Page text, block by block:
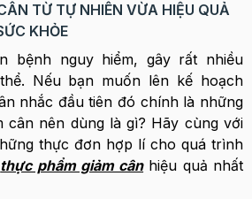
TỪ TỰ NHIÊN VỪA HIỆU QUẢ
KHỎE
bệnh nguy hiểm, gây rất nhiều
Nếu bạn muốn lên kế hoạch
nhắc đầu tiên đó chính là những
cân nên dùng là gì? Hãy cùng với
thực đơn hợp lí cho quá trình
thực phẩm giảm cânhiệu quả nhất